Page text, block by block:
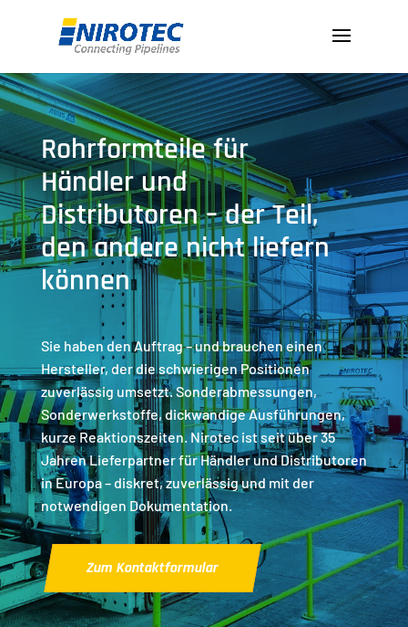
Rohrformteile für
Händler und
Distributoren – der Teil,
den andere nicht liefern
können
Sie haben den Auftrag – und brauchen einen
Hersteller, der die schwierigen Positionen
zuverlässig umsetzt. Sonderabmessungen,
Sonderwerkstoffe, dickwandige Ausführungen,
kurze Reaktionszeiten. Nirotec ist seit über 35
Jahren Lieferpartner für Händler und Distributoren
in Europa – diskret, zuverlässig und mit der
notwendigen Dokumentation.
Zum Kontaktformular